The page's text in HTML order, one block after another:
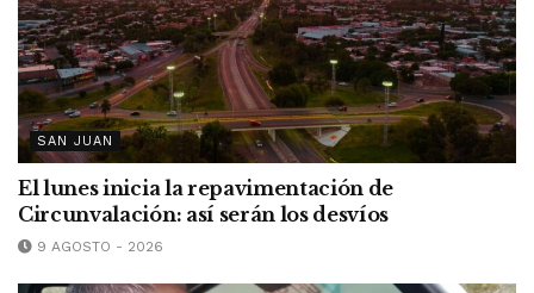
SAN JUAN
El lunes inicia la repavimentación de
Circunvalación: así serán los desvíos
9 AGOSTO - 2026